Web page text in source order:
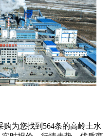
购为您找到564条的高岭土水